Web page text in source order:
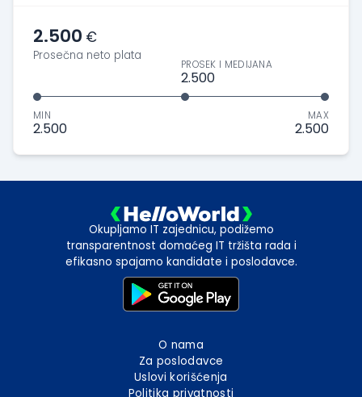
2.500 €
Prosečna neto plata
MIN
2.500
PROSEK I MEDIJANA
2.500
MAX
2.500
Okupljamo IT zajednicu, podižemo
transparentnost domaćeg IT tržišta rada i
efikasno spajamo kandidate i poslodavce.
O nama
Za poslodavce
Uslovi korišćenja
Politika privatnosti